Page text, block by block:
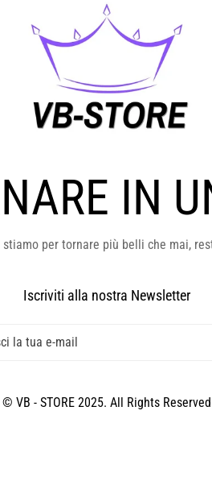
IN
stiamo per tornare più belli che mai,
Iscriviti alla nostra Newsletter
© VB - STORE 2025. All Rights Reserved